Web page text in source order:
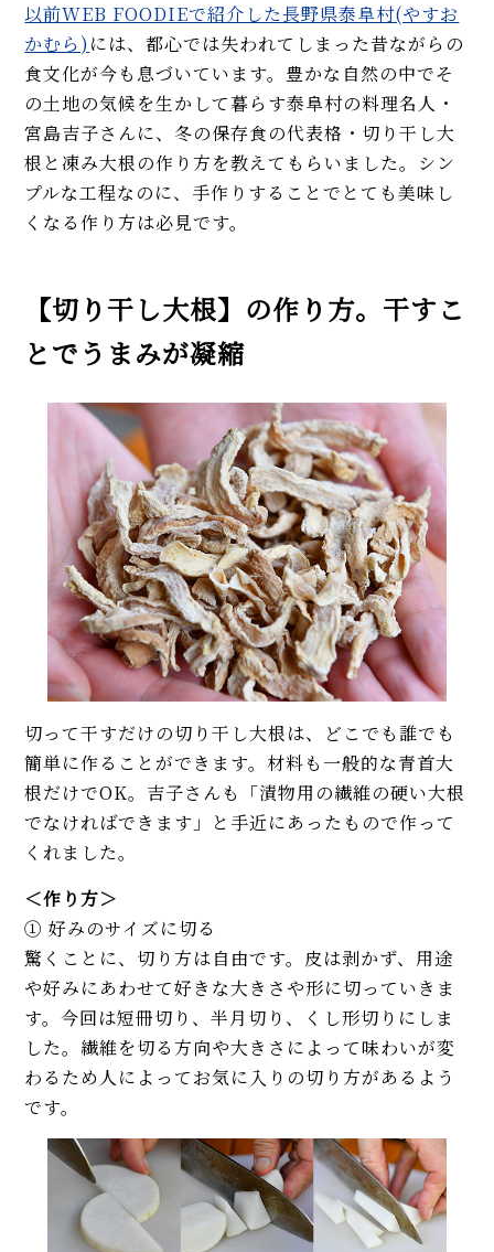
以前WEB FOODIEで紹介した長野県泰阜村(やすお
かむら) には、都心では失われてしまった昔ながらの
食文化が今も息づいています。豊かな自然の中でそ
の土地の気候を生かして暮らす泰阜村の料理名人・
宮島吉子さんに、冬の保存食の代表格・切り干し大
根と凍み大根の作り方を教えてもらいました。シン
プルな工程なのに、手作りすることでとても美味し
くなる作り方は必見です。
【切り干し大根】の作り方。干すこ
とでうまみが凝縮
切って干すだけの切り干し大根は、どこでも誰でも
簡単に作ることができます。材料も一般的な青首大
根だけでOK。吉子さんも「漬物用の繊維の硬い大根
でなければできます」と手近にあったもので作って
くれました。
＜作り方＞
① 好みのサイズに切る
驚くことに、切り方は自由です。皮は剥かず、用途
や好みにあわせて好きな大きさや形に切っていきま
す。今回は短冊切り、半月切り、くし形切りにしま
した。繊維を切る方向や大きさによって味わいが変
わるため人によってお気に入りの切り方があるよう
です。